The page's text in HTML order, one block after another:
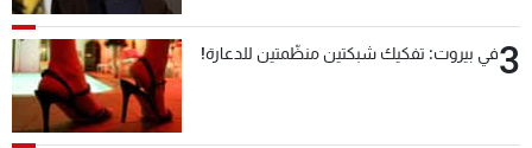
3في بيروت: تفكيك شبكتين منظّمتين للدعارة!